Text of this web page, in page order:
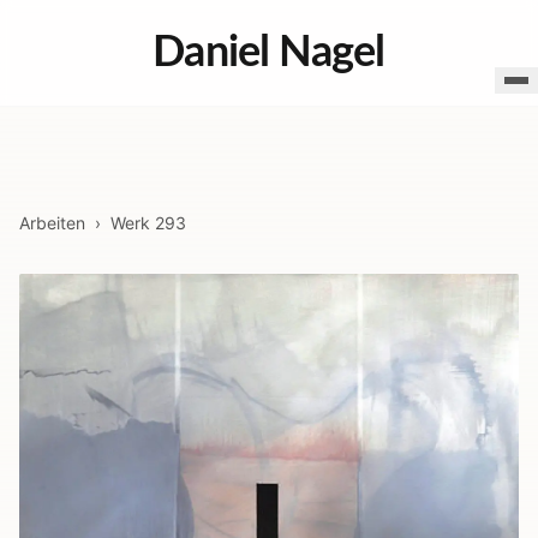
Daniel Nagel
Arbeiten › Werk 293